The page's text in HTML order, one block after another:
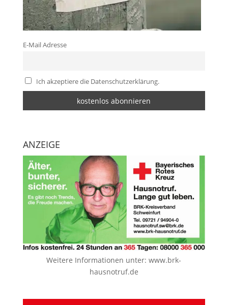
E-Mail Adresse
Ich akzeptiere die Datenschutzerklärung.
ANZEIGE
Weitere Informationen unter:www.brk-
hausnotruf.de